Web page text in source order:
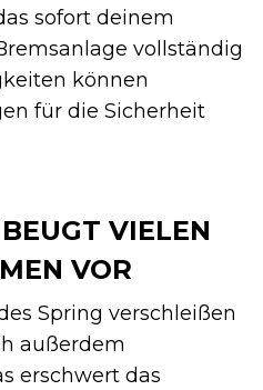
sofort deinem
vollständig
können
für die Sicherheit
VIELEN
VOR
Spring verschleißen
außerdem
erschwert das